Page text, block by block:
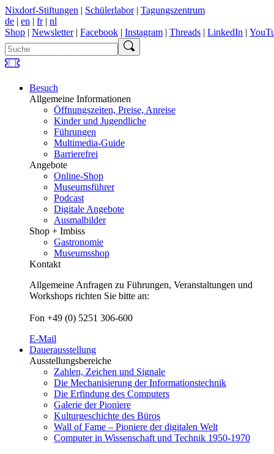
Nixdorf-Stiftungen | Schülerlabor| Tagungszentrum
de | en | fr| nl
Shop | Newsletter| Facebook | Instagram | Threads | LinkedIn |
Besuch
Allgemeine Informationen
Öffnungszeiten, Preise, Anreise
Kinder und Jugendliche
Führungen
Multimedia-Guide
Barrierefrei
Angebote
Online-Shop
Museumsführer
Podcast
Digitale Angebote
Ausmalbilder
Shop + Imbiss
Gastronomie
Museumsshop
Kontakt
Allgemeine Anfragen zu Führungen, Veranstaltungen und
Workshops richten Sie bitte an:
Fon +49 (0) 5251 306-600
E-Mail
Dauerausstellung
Ausstellungsbereiche
Zahlen, Zeichen und Signale
Die Mechanisierung der Informationstechnik
Die Erfindung des Computers
Galerie der Pioniere
Kulturgeschichte des Büros
Wall of Fame – Pioniere der digitalen Welt
Computer in Wissenschaft und Technik 1950-1970